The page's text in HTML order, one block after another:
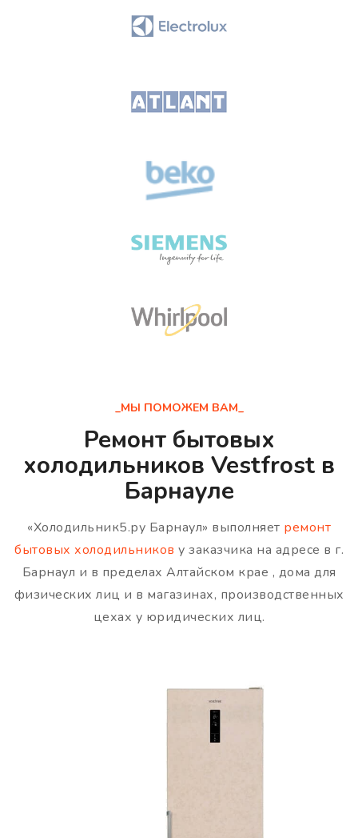
_МЫ ПОМОЖЕМ ВАМ_
Ремонт бытовых
холодильников Vestfrost в
Барнауле
«Холодильник5.ру Барнаул» выполняет ремонт
бытовых холодильников у заказчика на адресе в г.
Барнаул и в пределах Алтайском крае , дома для
физических лиц и в магазинах, производственных
цехах у юридических лиц.